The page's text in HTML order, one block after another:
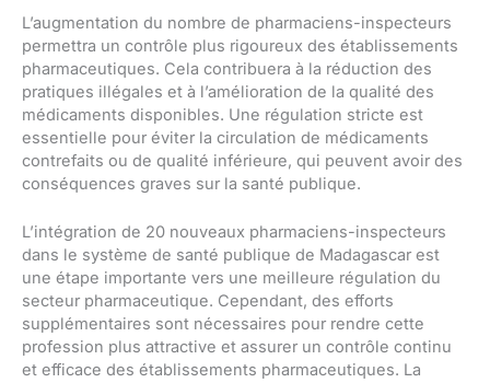
L’augmentation du nombre de pharmaciens-inspecteurs
permettra un contrôle plus rigoureux des établissements
pharmaceutiques. Cela contribuera à la réduction des
pratiques illégales et à l’amélioration de la qualité des
médicaments disponibles. Une régulation stricte est
essentielle pour éviter la circulation de médicaments
contrefaits ou de qualité inférieure, qui peuvent avoir des
conséquences graves sur la santé publique.
L’intégration de 20 nouveaux pharmaciens-inspecteurs
dans le système de santé publique de Madagascar est
une étape importante vers une meilleure régulation du
secteur pharmaceutique. Cependant, des efforts
supplémentaires sont nécessaires pour rendre cette
profession plus attractive et assurer un contrôle continu
et efficace des établissements pharmaceutiques. La